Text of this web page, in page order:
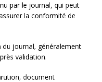
par le journal, qui peut
la conformité de
du journal, généralement
validation.
document